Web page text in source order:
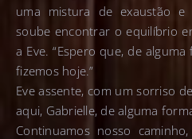
uma mistura de exaustão e
soube encontrar o equilíbrio
a Eve. “Espero que, de
fizemos hoje.”
Eve assente, com um sorriso
aqui, Gabrielle, de alguma
Continuamos nosso